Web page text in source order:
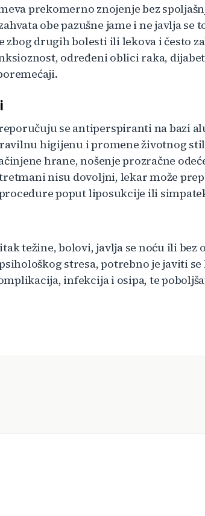
prekomerno znojenje bez
obe pazušne jame i ne javlja se
drugih bolesti ili lekova i često
određeni oblici raka,
se antiperspiranti na bazi
higijenu i promene životnog
hrane, nošenje prozračne
nisu dovoljni, lekar može
poput liposukcije ili
težine, bolovi, javlja se noću ili bez
stresa, potrebno je javiti se
infekcija i osipa, te